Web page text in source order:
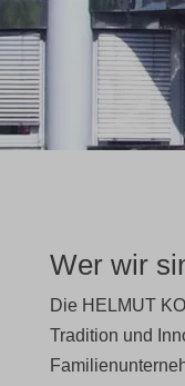
Wer wir
Die HELMUT
Tradition und